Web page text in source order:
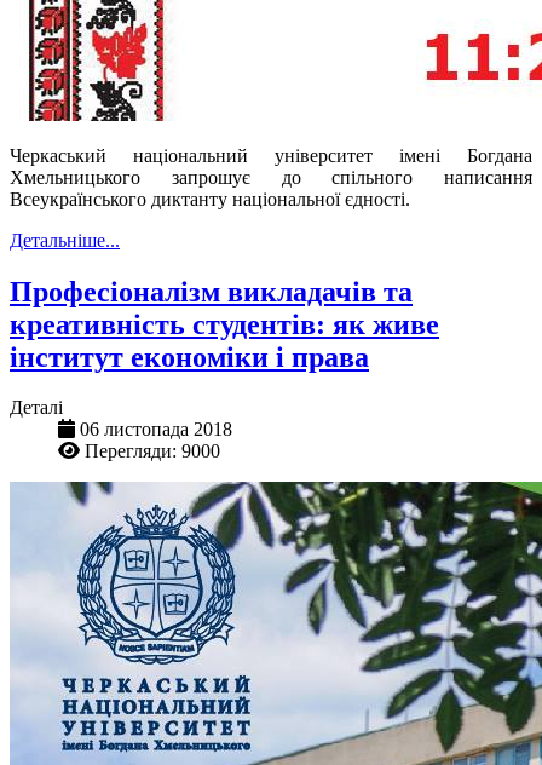
Черкаський національний університет імені Богдана
Хмельницького запрошує до спільного написання
Всеукраїнського диктанту національної єдності.
Детальніше...
Професіоналізм викладачів та
креативність студентів: як живе
інститут економіки і права
Деталі
06 листопада 2018
Перегляди: 9000